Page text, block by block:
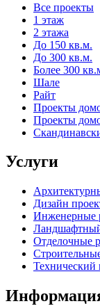
Все проекты
1 этаж
2 этажа
До 150 кв.м.
До 300 кв.м.
Более 300
Шале
Райт
Проекты
Проекты
Услуги
Дизайн
Инженерные
Отделочные
Технический